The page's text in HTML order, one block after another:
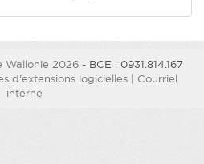
Wallonie 2026 - BCE : 0931.814.167
d'extensions logicielles| Courriel
interne